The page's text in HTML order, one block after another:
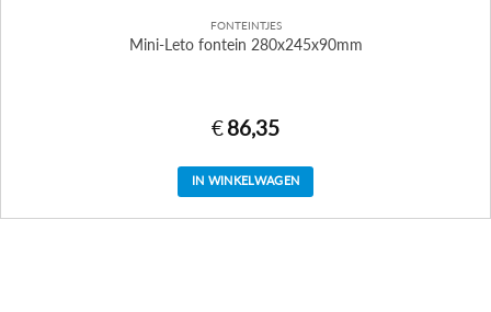
FONTEINTJES
Mini-Leto fontein 280x245x90mm
€86,35
IN WINKELWAGEN